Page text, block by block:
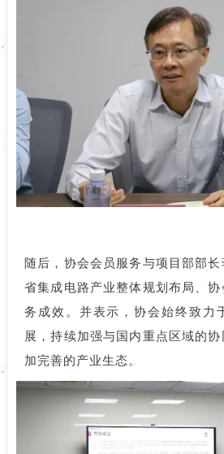
随后，协会会员服务与项目部部
省集成电路产业整体规划布局、
务成效。并表示，协会始终致力
展，持续加强与国内重点区域的
加完善的产业生态。